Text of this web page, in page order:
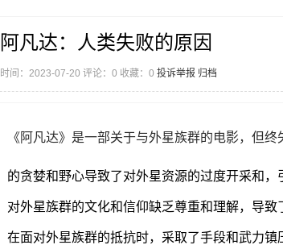
阿凡达：人类失败的原因
时间：2023-07-20 评论：0 收藏：0 投诉举报 归档
《阿凡达》是一部关于与外星族群的电影，但终
的贪婪和野心导致了对外星资源的过度开采和，
对外星族群的文化和信仰缺乏尊重和理解，导致
在面对外星族群的抵抗时，采取了手段和武力镇